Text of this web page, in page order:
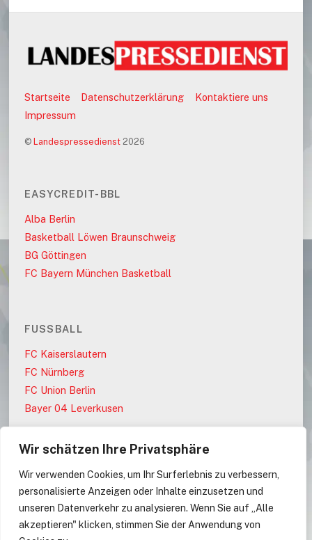
Wir schätzen Ihre Privatsphäre
Wir verwenden Cookies, um Ihr Surferlebnis zu verbessern,
personalisierte Anzeigen oder Inhalte einzusetzen und
unseren Datenverkehr zu analysieren. Wenn Sie auf „Alle
akzeptieren" klicken, stimmen Sie der Anwendung von
Startseite Datenschutzerklärung
Kontaktiere uns
Impressum
© Landespressedienst2026
EASYCREDIT-BBL
Alba Berlin
Basketball Löwen Braunschweig
BG Göttingen
FC Bayern München Basketball
FUSSBALL
FC Kaiserslautern
FC Nürnberg
FC Union Berlin
Bayer 04 Leverkusen
AfD
CDU
CDU/CSU